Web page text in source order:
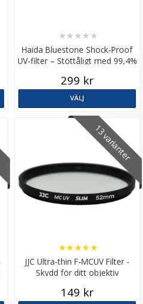
Haida Bluestone Shock-Proof
UV-filter – Stöttåligt med 99,4%
★★ ★★ ★
299 kr
VÄLJ
13 varianter
JJC Ultra-thin F-MCUV Filter -
Skydd för ditt objektiv
★★★★★
149 kr